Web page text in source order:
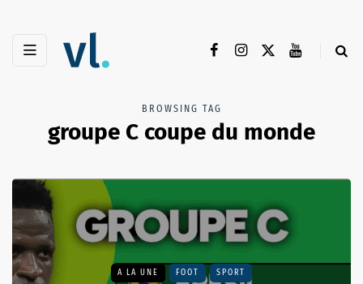
BROWSING TAG
groupe C coupe du monde
A LA UNE FOOT SPORT